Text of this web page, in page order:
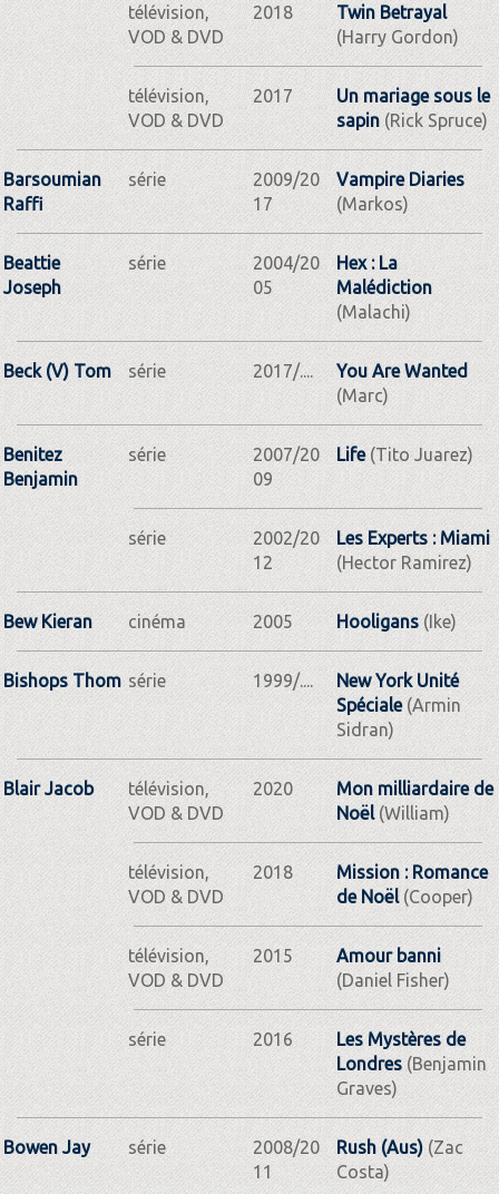
télévision,
VOD & DVD
2018
Twin Betrayal
(Harry Gordon)
télévision,
VOD & DVD
2017
Un mariage sous le
sapin(Rick Spruce)
Barsoumian
Raffi
série
2009/20
17
Vampire Diaries
(Markos)
Beattie
Joseph
série
2004/20
05
Hex : La
Malédiction
(Malachi)
Beck (V) Tom série 2017/....
You Are Wanted
(Marc)
Benitez
Benjamin
série
2007/20
09
Life(Tito Juarez)
série
2002/20
12
Les Experts : Miami
(Hector Ramirez)
Bew Kieran cinéma 2005 Hooligans(Ike)
Bishops Thom série 1999/....
New York Unité
Spéciale(Armin
Sidran)
Blair Jacob
télévision,
VOD & DVD
2020
Mon milliardaire de
Noël(William)
télévision,
VOD & DVD
2018
Mission : Romance
de Noël(Cooper)
télévision,
VOD & DVD
2015
Amour banni
(Daniel Fisher)
série 2016
Les Mystères de
Londres(Benjamin
Graves)
Bowen Jay série
2008/20
11
Rush (Aus)(Zac
Costa)